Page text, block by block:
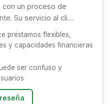
un proceso de
Su servicio al cli…
préstamos flexibles,
y capacidades financieras
ser confuso y